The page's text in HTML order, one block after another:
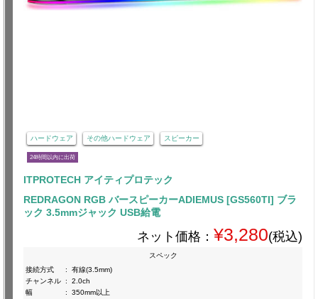
ハードウェア その他ハードウェア スピーカー
24時間以内に出荷
ITPROTECH アイティプロテック
REDRAGON RGB バースピーカーADIEMUS [GS560TI] ブラ
ック 3.5mmジャック USB給電
ネット価格： ¥3,280(税込)
スペック
接続方式
:
有線(3.5mm)
チャンネル :
2.0ch
幅
:
350mm以上